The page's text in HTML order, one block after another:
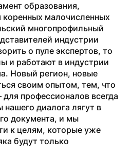
образования,
коренных малочисленных
многопрофильный
индустрии
о пуле экспертов, то
и работают в индустрии
Новый регион, новые
своим опытом, тем, что
профессионалов всегда
нашего диалога лягут в
документа, и мы
к целям, которые уже
будут только